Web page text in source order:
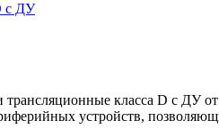
с ДУ
трансляционные класса D с ДУ
устройств,